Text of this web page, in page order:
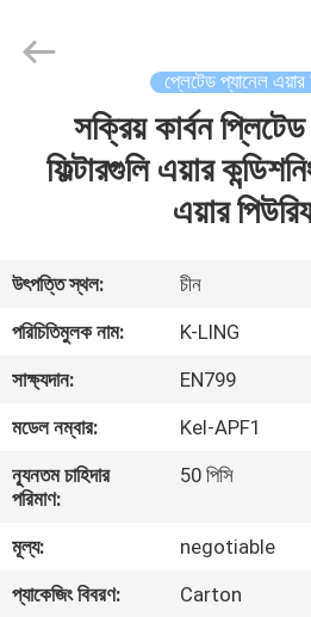
আমাদের
সম্বন্ধে
কারখানা
পরিদর্শন
নিয়ন্ত্রণ
Technology
Company.
প্লেটেড প্যানেল এয়ার
সক্রিয় কার্বন
ফিল্টারগুলি এয়ার
এয়ার
উৎপত্তি স্থল:
চীন
পরিচিতিমুলক নাম:
K-LING
সাক্ষ্যদান:
EN799
মডেল নম্বার:
Kel-APF1
ন্যূনতম চাহিদার
পরিমাণ:
50 পিসি
মূল্য:
negotiable
প্যাকেজিং বিবরণ:
Carton